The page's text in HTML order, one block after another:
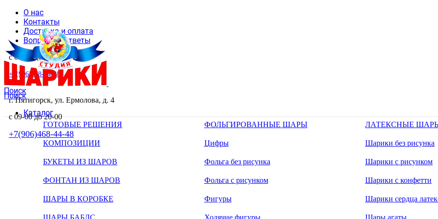
О нас
Контакты
Доставка и оплата
Вопросы и ответы
с 09-00 до 20-00
+7(906)468-44-48
Поиск
г. Пятигорск, ул. Ермолова, д. 4
с 09-00 до 20-00
+7(906)468-44-48
Поиск
Каталог
ГОТОВЫЕ РЕШЕНИЯ
КОМПОЗИЦИИ
БУКЕТЫ ИЗ ШАРОВ
ФОНТАН ИЗ ШАРОВ
ШАРЫ В КОРОБКЕ
ШАРЫ БАБЛС
ФОЛЬГИРОВАННЫЕ ШАРЫ
Цифры
Фольга без рисунка
Фольга с рисунком
Фигуры
Ходячие фигуры
ЛАТЕКСНЫЕ
Шарики без рисунка
Шарики с рисунком
Шарики с конфетти
Шарики сердца
Шары агаты